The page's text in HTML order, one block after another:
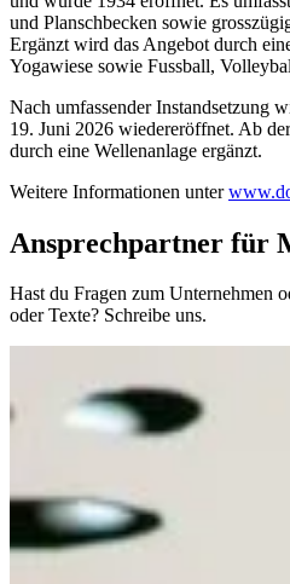
und Planschbecken sowie
Ergänzt wird das Angebot durch
Yogawiese sowie Fussball,
Nach umfassender Instandsetzung
19. Juni 2026 wiedereröffnet. Ab
durch eine Wellenanlage ergänzt.
Weitere Informationen unter
Ansprechpartner für
Hast du Fragen zum Unternehmen
oder Texte? Schreibe uns.